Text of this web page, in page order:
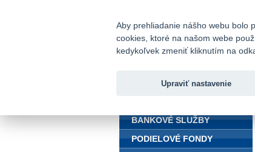
Fio banka
BANKOVÉ SLUŽBY
PODIELOVÉ FONDY
Aby prehliadanie nášho webu bolo
cookies, ktoré na našom webe
kedykoľvek zmeniť kliknutím na
Upraviť nastavenie